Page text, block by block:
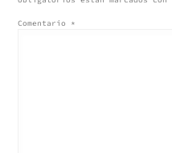
Comentario *